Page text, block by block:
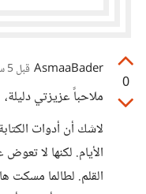
0
AsmaaBader قبل 5 سنوات
ملاحباً عزيزتي دليلة،
لاشك أن أدوات
الأيام. لكنها لا
القلم. لطالما مسكت